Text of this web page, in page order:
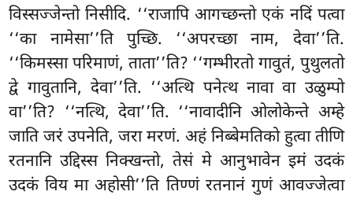
विस्सज्जेन्तो निसीदि. ‘‘राजापि आगच्छन्तो एकं नदिं पत्वा
‘‘का नामेसा’’ति पुच्छि. ‘‘अपरच्छा नाम, देवा’’ति.
‘‘किमस्सा परिमाणं, ताता’’ति? ‘‘गम्भीरतोगावुतं, पुथुलतो
द्वे गावुतानि, देवा’’ति. ‘‘अत्थि पनेत्थ नावा वा उळुम्पो
वा’’ति? ‘‘नत्थि, देवा’’ति. ‘‘नावादीनि ओलोकेन्ते अम्हे
जाति जरं उपनेति, जरा मरणं. अहं निब्बेमतिको हुत्वा तीणि
रतनानि उद्दिस्स निक्खन्तो, तेसं मे आनुभावेन इमं उदकं
उदकं विय मा अहोसी’’ति तिण्णं रतनानं गुणं आवज्जेत्वा